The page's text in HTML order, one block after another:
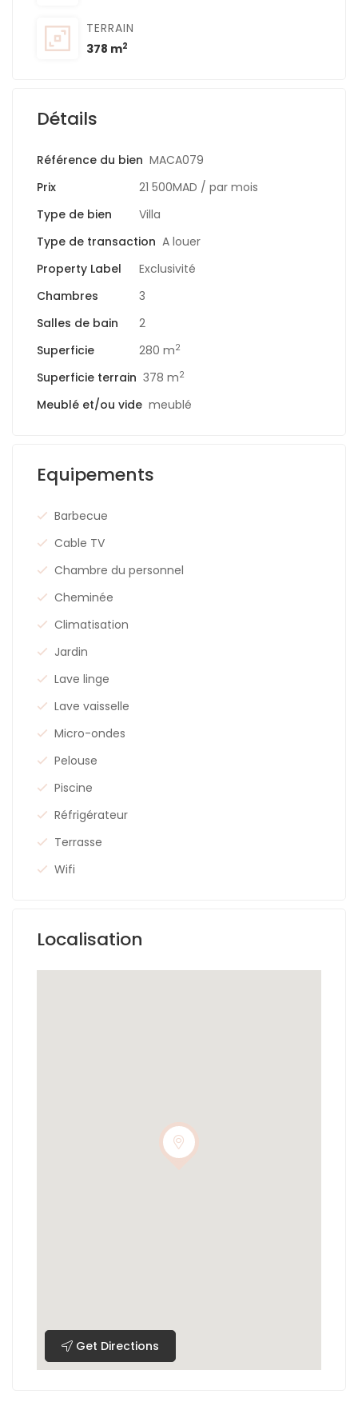
TERRAIN
378 m2
Détails
Référence du bien MACA079
Prix
21 500MAD / par mois
Type de bien
Villa
Type de transaction A louer
Property Label
Exclusivité
Chambres
3
Salles de bain
2
Superficie
280 m2
Superficie terrain 378 m2
Meublé et/ou vide meublé
Equipements
Barbecue
Cable TV
Chambre du personnel
Cheminée
Climatisation
Jardin
Lave linge
Lave vaisselle
Micro-ondes
Pelouse
Piscine
Réfrigérateur
Terrasse
Wifi
Localisation
Get Directions